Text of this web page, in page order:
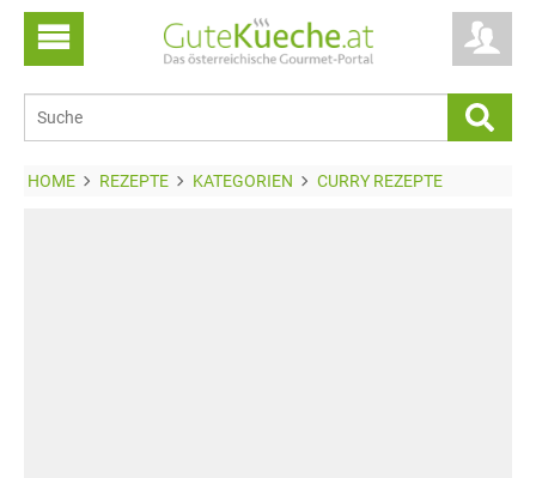
HOME REZEPTE KATEGORIEN CURRY REZEPTE